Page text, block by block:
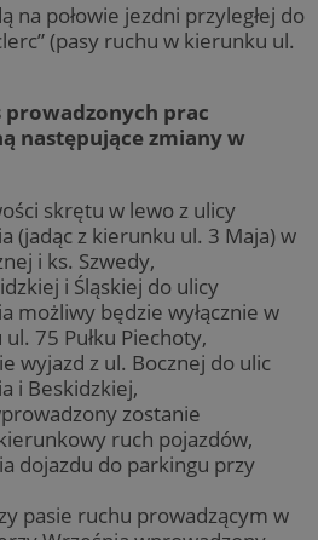
na połowie jezdni przyległej do
(pasy ruchu w kierunku ul.
prowadzonych prac
następujące zmiany w
skrętu w lewo z ulicy
(jadąc z kierunku ul. 3 Maja) w
i ks. Szwedy,
i Śląskiej do ulicy
możliwy będzie wyłącznie w
75 Pułku Piechoty,
wyjazd z ul. Bocznej do ulic
i Beskidzkiej,
zostanie
ruch pojazdów,
dojazdu do parkingu przy
pasie ruchu prowadzącym w